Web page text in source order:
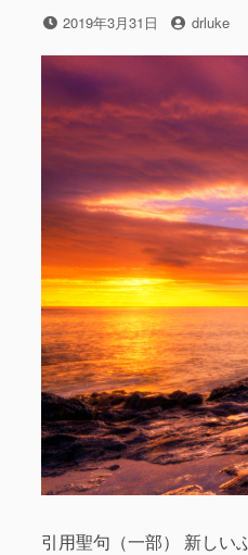
投
日
2019年3月31日
投
drluke
引用聖句（一部） 新しい